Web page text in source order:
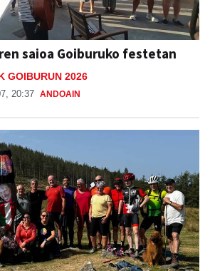
saioa Goiburuko festetan
GOIBURUN 2026
20:37 ANDOAIN